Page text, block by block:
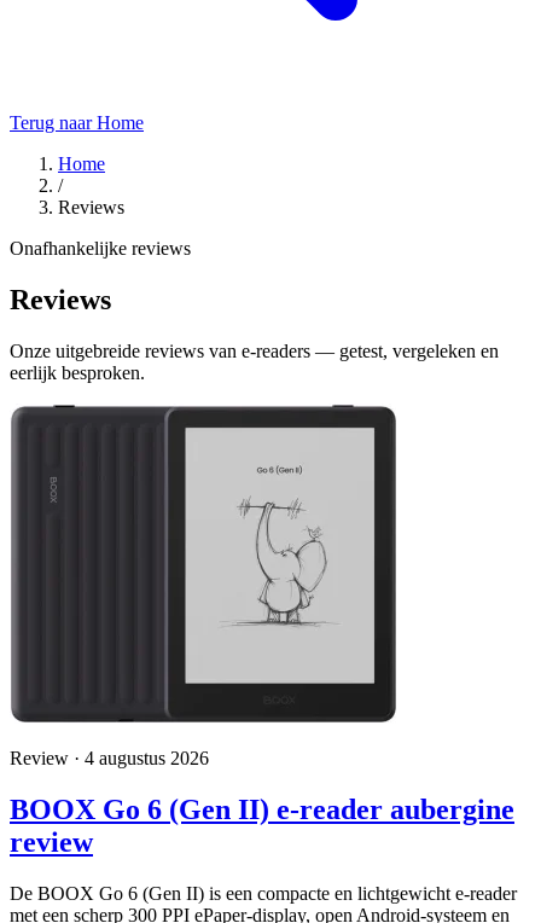
Terug naar Home
Home
/
Reviews
Onafhankelijke reviews
Reviews
Onze uitgebreide reviews van e-readers — getest, vergeleken en
eerlijk besproken.
Review · 4 augustus 2026
BOOX Go 6 (Gen II) e-reader aubergine
review
De BOOX Go 6 (Gen II) is een compacte en lichtgewicht e-reader
met een scherp 300 PPI ePaper-display, open Android-systeem en